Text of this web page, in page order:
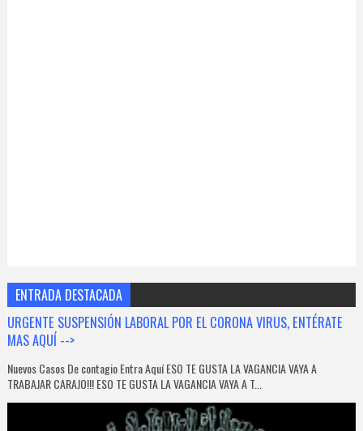
ENTRADA DESTACADA
URGENTE SUSPENSIÓN LABORAL POR EL CORONA VIRUS, ENTÉRATE
MAS AQUÍ -->
Nuevos Casos De contagio Entra Aquí ESO TE GUSTA LA VAGANCIA VAYA A
TRABAJAR CARAJO!!! ESO TE GUSTA LA VAGANCIA VAYA A T...